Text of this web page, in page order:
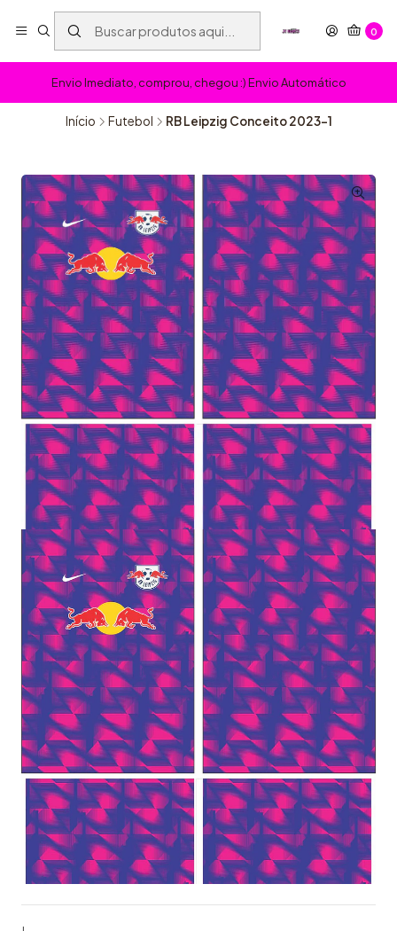
0
Envio Imediato, comprou, chegou :) Envio Automático
Início Futebol RB Leipzig Conceito 2023-1